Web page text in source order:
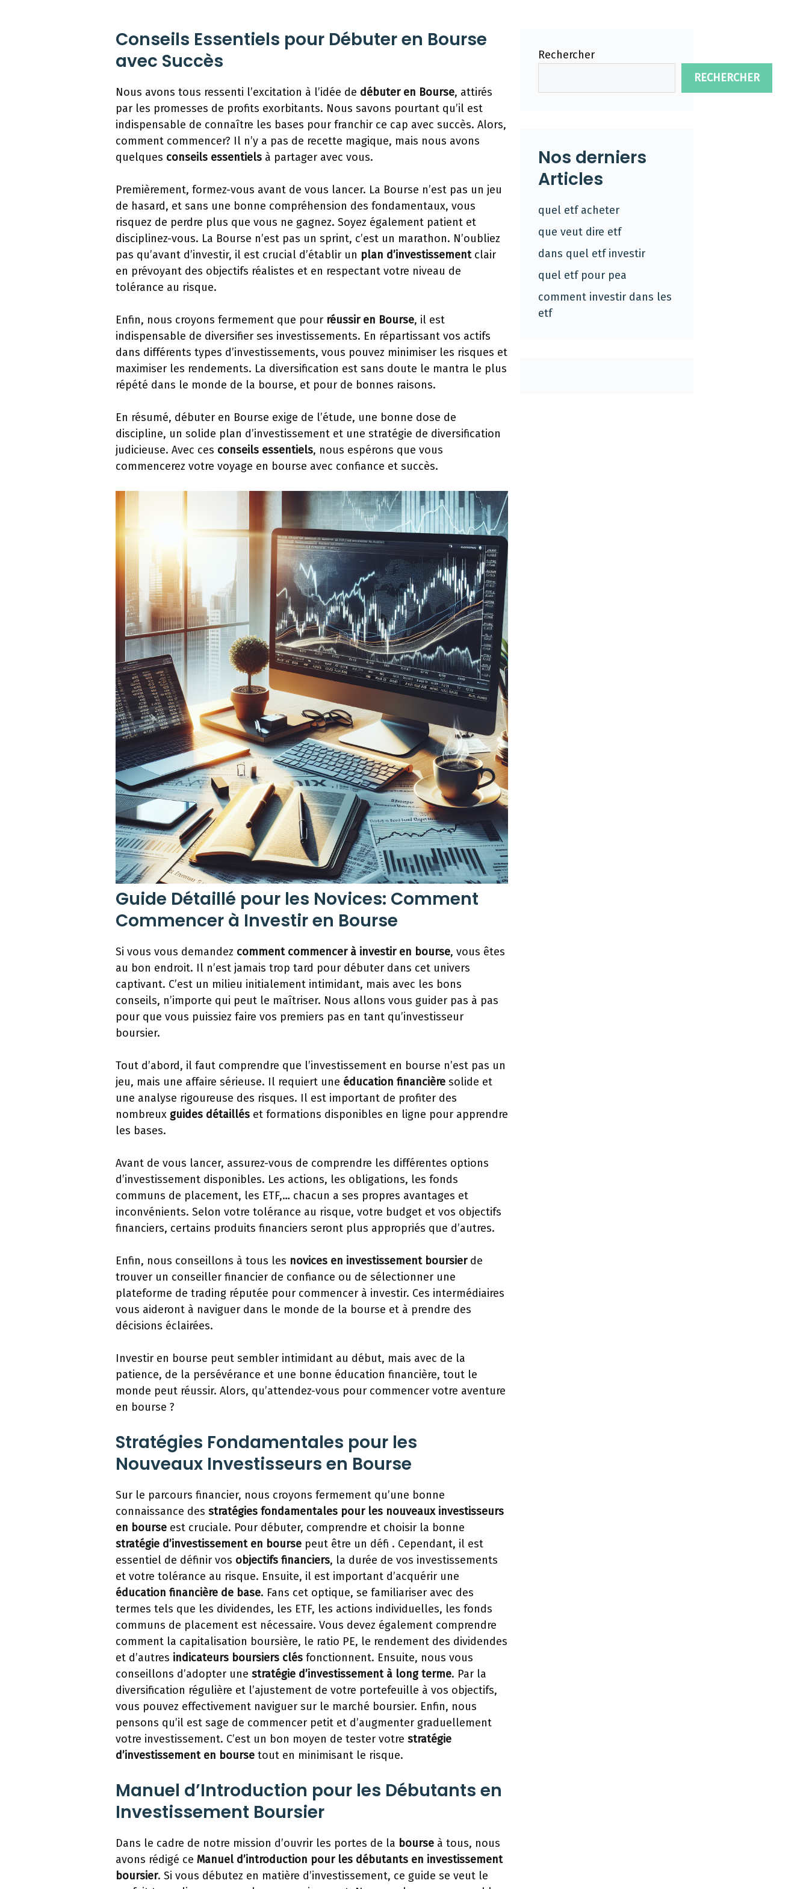
Conseils Essentiels pour Débuter en Bourse
avec Succès
Nous avons tous ressenti l’excitation à l’idée de débuter en Bourse, attirés
par les promesses de profits exorbitants. Nous savons pourtant qu’il est
indispensable de connaître les bases pour franchir ce cap avec succès. Alors,
comment commencer? Il n’y a pas de recette magique, mais nous avons
quelques conseils essentiels à partager avec vous.
Premièrement, formez-vous avant de vous lancer. La Bourse n’est pas un jeu
de hasard, et sans une bonne compréhension des fondamentaux, vous
risquez de perdre plus que vous ne gagnez. Soyez également patient et
disciplinez-vous. La Bourse n’est pas un sprint, c’est un marathon. N’oubliez
pas qu’avant d’investir, il est crucial d’établir un plan d’investissementclair
en prévoyant des objectifs réalistes et en respectant votre niveau de
tolérance au risque.
Enfin, nous croyons fermement que pour réussir en Bourse, il est
indispensable de diversifier ses investissements. En répartissant vos actifs
dans différents types d’investissements, vous pouvez minimiser les risques et
maximiser les rendements. La diversification est sans doute le mantra le plus
répété dans le monde de la bourse, et pour de bonnes raisons.
En résumé, débuter en Bourse exige de l’étude, une bonne dose de
discipline, un solide plan d’investissement et une stratégie de diversification
judicieuse. Avec ces conseils essentiels, nous espérons que vous
commencerez votre voyage en bourse avec confiance et succès.
Guide Détaillé pour les Novices: Comment
Commencer à Investir en Bourse
Si vous vous demandez comment commencer à investir en bourse, vous êtes
au bon endroit. Il n’est jamais trop tard pour débuter dans cet univers
captivant. C’est un milieu initialement intimidant, mais avec les bons
conseils, n’importe qui peut le maîtriser. Nous allons vous guider pas à pas
pour que vous puissiez faire vos premiers pas en tant qu’investisseur
boursier.
Tout d’abord, il faut comprendre que l’investissement en bourse n’est pas un
jeu, mais une affaire sérieuse. Il requiert une éducation financière solide et
une analyse rigoureuse des risques. Il est important de profiter des
nombreux guides détaillés et formations disponibles en ligne pour apprendre
les bases.
Avant de vous lancer, assurez-vous de comprendre les différentes options
d’investissement disponibles. Les actions, les obligations, les fonds
communs de placement, les ETF,… chacun a ses propres avantages et
inconvénients. Selon votre tolérance au risque, votre budget et vos objectifs
financiers, certains produits financiers seront plus appropriés que d’autres.
Enfin, nous conseillons à tous les novices en investissement boursierde
trouver un conseiller financier de confiance ou de sélectionner une
plateforme de trading réputée pour commencer à investir. Ces intermédiaires
vous aideront à naviguer dans le monde de la bourse et à prendre des
décisions éclairées.
Investir en bourse peut sembler intimidant au début, mais avec de la
patience, de la persévérance et une bonne éducation financière, tout le
monde peut réussir. Alors, qu’attendez-vous pour commencer votre aventure
en bourse ?
Stratégies Fondamentales pour les
Nouveaux Investisseurs en Bourse
Sur le parcours financier, nous croyons fermement qu’une bonne
connaissance des stratégies fondamentales pour les nouveaux investisseurs
en bourse est cruciale. Pour débuter, comprendre et choisir la bonne
stratégie d’investissement en bourse peut être un défi . Cependant, il est
essentiel de définir vos objectifs financiers, la durée de vos investissements
et votre tolérance au risque. Ensuite, il est important d’acquérir une
éducation financière de base. Fans cet optique, se familiariser avec des
termes tels que les dividendes, les ETF, les actions individuelles, les fonds
communs de placement est nécessaire. Vous devez également comprendre
comment la capitalisation boursière, le ratio PE, le rendement des dividendes
et d’autres indicateurs boursiers clés fonctionnent. Ensuite, nous vous
conseillons d’adopter une stratégie d’investissement à long terme. Par la
diversification régulière et l’ajustement de votre portefeuille à vos objectifs,
vous pouvez effectivement naviguer sur le marché boursier. Enfin, nous
pensons qu’il est sage de commencer petit et d’augmenter graduellement
votre investissement. C’est un bon moyen de tester votre stratégie
d’investissement en bourse tout en minimisant le risque.
Manuel d’Introduction pour les Débutants en
Investissement Boursier
Dans le cadre de notre mission d’ouvrir les portes de la bourse à tous, nous
avons rédigé ce Manuel d’introduction pour les débutants en investissement
boursier. Si vous débutez en matière d’investissement, ce guide se veut le
Rechercher
RECHERCHER
Nos derniers
Articles
quel etf acheter
que veut dire etf
dans quel etf investir
quel etf pour pea
comment investir dans les
etf